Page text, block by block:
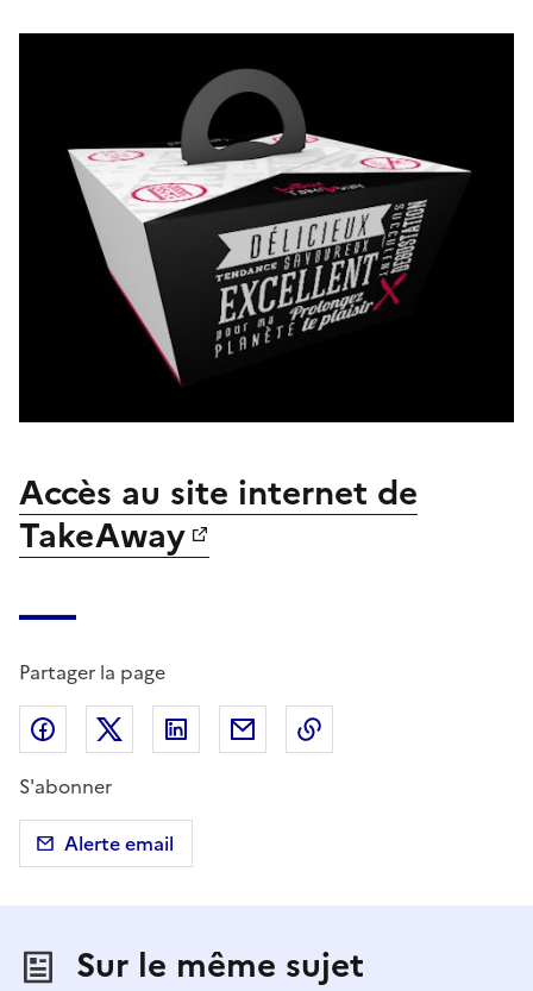
Accès au site internet de
TakeAway
Partager la page
Partager sur Facebook
Partager sur X (anciennement Twitter)
Partager sur LinkedIn
Partager par email
S'abonner
Alerte email
Sur le même sujet